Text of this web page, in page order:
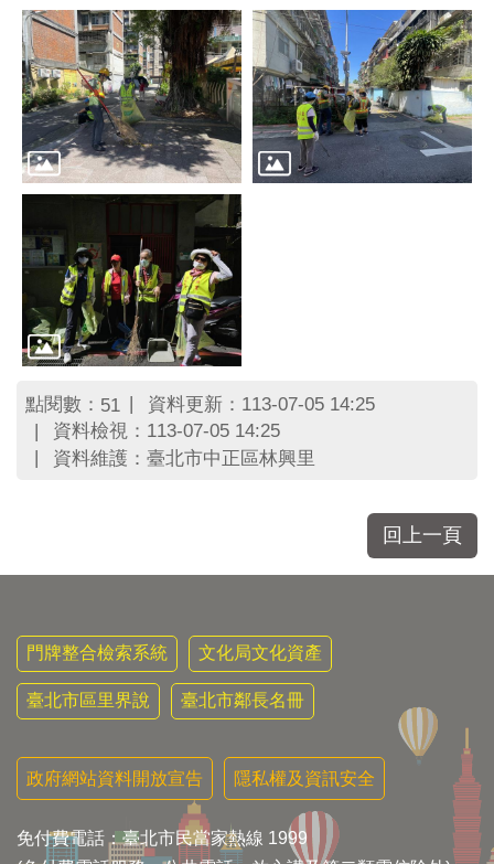
點閱數： 51
資料更新：113-07-05 14:25
資料檢視：113-07-05 14:25
資料維護：臺北市中正區林興里
回上一頁
門牌整合檢索系統 文化局文化資產
臺北市區里界說 臺北市鄰長名冊
政府網站資料開放宣告 隱私權及資訊安全
免付費電話：臺北市民當家熱線 1999